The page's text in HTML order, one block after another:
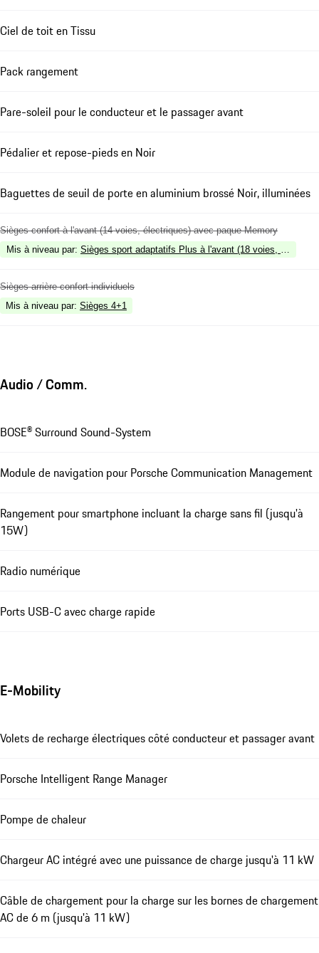
Ciel de toit en Tissu
Pack rangement
Pare-soleil pour le conducteur et le passager avant
Pédalier et repose-pieds en Noir
Baguettes de seuil de porte en aluminium brossé Noir, illuminées
Sièges confort à l'avant (14 voies, électriques) avec paque Memory
Mis à niveau par: Sièges sport adaptatifs Plus à l'avant (18 voies,
Sièges arrière confort individuels
Mis à niveau par: Sièges 4+1
Audio / Comm.
BOSE® Surround Sound-System
Module de navigation pour Porsche Communication Management
Rangement pour smartphone incluant la charge sans fil (jusqu'à
15W)
Radio numérique
Ports USB-C avec charge rapide
E-Mobility
Volets de recharge électriques côté conducteur et passager avant
Porsche Intelligent Range Manager
Pompe de chaleur
Chargeur AC intégré avec une puissance de charge jusqu'à 11 kW
Câble de chargement pour la charge sur les bornes de chargement
AC de 6 m (jusqu'à 11 kW)